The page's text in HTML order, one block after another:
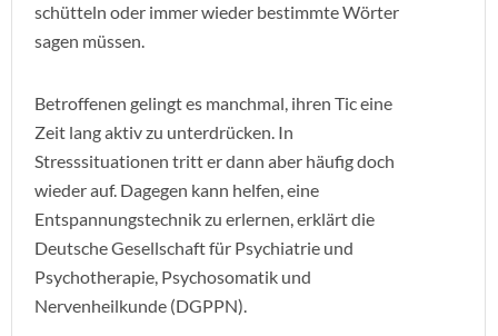
schütteln oder immer wieder bestimmte Wörter
sagen müssen.
Betroffenen gelingt es manchmal, ihren Tic eine
Zeit lang aktiv zu unterdrücken. In
Stresssituationen tritt er dann aber häufig doch
wieder auf. Dagegen kann helfen, eine
Entspannungstechnik zu erlernen, erklärt die
Deutsche Gesellschaft für Psychiatrie und
Psychotherapie, Psychosomatik und
Nervenheilkunde (DGPPN).